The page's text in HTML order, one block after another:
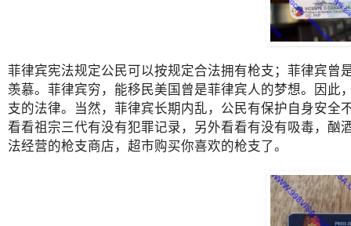
菲律宾宪法规定公民可以按规定合法拥有枪支；菲律宾
羡慕。菲律宾穷，能移民美国曾是菲律宾人的梦想。因
支的法律。当然，菲律宾长期内乱，公民有保护自身安
看看祖宗三代有没有犯罪记录，另外看看有没有吸毒，
法经营的枪支商店，超市购买你喜欢的枪支了。